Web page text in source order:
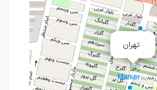
تهران